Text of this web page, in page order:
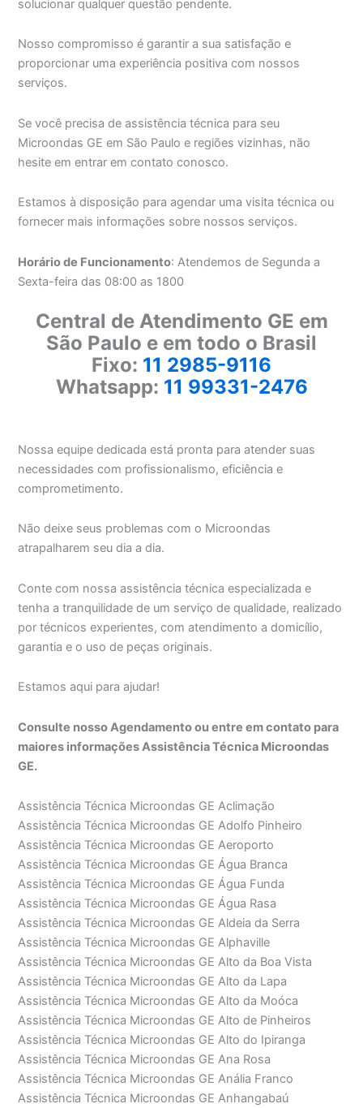
solucionar qualquer questão pendente.
Nosso compromisso é garantir a sua satisfação e
proporcionar uma experiência positiva com nossos
serviços.
Se você precisa de assistência técnica para seu
Microondas GE em São Paulo e regiões vizinhas, não
hesite em entrar em contato conosco.
Estamos à disposição para agendar uma visita técnica ou
fornecer mais informações sobre nossos serviços.
Horário de Funcionamento: Atendemos de Segunda a
Sexta-feira das 08:00 as 1800
Central de Atendimento GE em
São Paulo e em todo o Brasil
Fixo: 11 2985-9116
Whatsapp: 11 99331-2476
Nossa equipe dedicada está pronta para atender suas
necessidades com profissionalismo, eficiência e
comprometimento.
Não deixe seus problemas com o Microondas
atrapalharem seu dia a dia.
Conte com nossa assistência técnica especializada e
tenha a tranquilidade de um serviço de qualidade, realizado
por técnicos experientes, com atendimento a domicílio,
garantia e o uso de peças originais.
Estamos aqui para ajudar!
Consulte nosso Agendamento ou entre em contato para
maiores informações Assistência Técnica Microondas
GE.
Assistência Técnica Microondas GE Aclimação
Assistência Técnica Microondas GE Adolfo Pinheiro
Assistência Técnica Microondas GE Aeroporto
Assistência Técnica Microondas GE Água Branca
Assistência Técnica Microondas GE Água Funda
Assistência Técnica Microondas GE Água Rasa
Assistência Técnica Microondas GE Aldeia da Serra
Assistência Técnica Microondas GE Alphaville
Assistência Técnica Microondas GE Alto da Boa Vista
Assistência Técnica Microondas GE Alto da Lapa
Assistência Técnica Microondas GE Alto da Moóca
Assistência Técnica Microondas GE Alto de Pinheiros
Assistência Técnica Microondas GE Alto do Ipiranga
Assistência Técnica Microondas GE Ana Rosa
Assistência Técnica Microondas GE Anália Franco
Assistência Técnica Microondas GE Anhangabaú